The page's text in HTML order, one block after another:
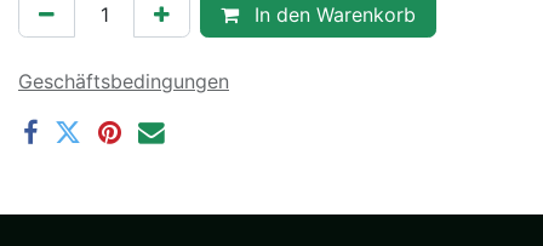
In den Warenkorb
Geschäftsbedingungen